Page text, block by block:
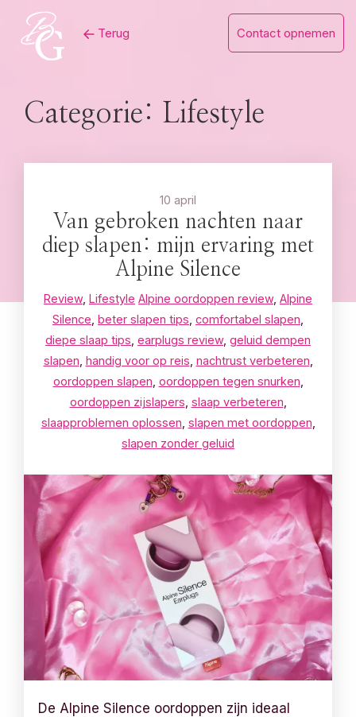
content
Terug Contact opnemen
Categorie: Lifestyle
10 april
Van gebroken nachten naar
diep slapen: mijn ervaring met
Alpine Silence
Review, Lifestyle Alpine oordoppen review, Alpine
Silence beter slapen tips comfortabel slapen
diepe slaap tips earplugs review, geluid dempen
slapen handig voor op reis nachtrust verbeteren
oordoppen slapen oordoppen tegen snurken
oordoppen zijslapers slaap verbeteren
slaapproblemen oplossen slapen met oordoppen
slapen zonder geluid
De Alpine Silence oordoppen zijn ideaal